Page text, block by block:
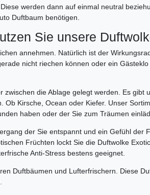
werden dann auf einmal neutral
Duftbaum benötigen.
Sie unsere
annehmen. Natürlich ist der
nicht riechen können oder ein
die Ablage gelegt werden. Es gibt
Kirsche, Ocean oder Kiefer. Unser
haben oder der Sie zum Träumen
der Sie entspannt und ein Gefühl der
Früchten lockt Sie die Duftwolke
Anti-Stress bestens geeignet.
Duftbäumen und Lufterfrischern. Diese